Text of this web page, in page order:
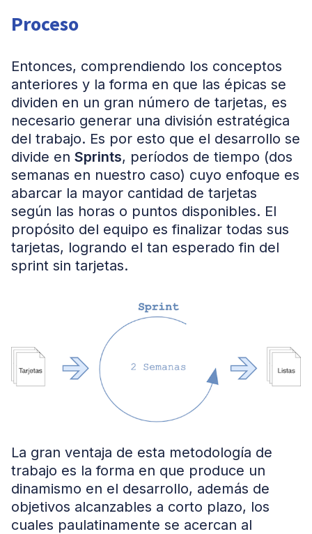
Proceso
Entonces, comprendiendo los conceptos
anteriores y la forma en que las épicas se
dividen en un gran número de tarjetas, es
necesario generar una división estratégica
del trabajo. Es por esto que el desarrollo se
divide en Sprints, períodos de tiempo (dos
semanas en nuestro caso) cuyo enfoque es
abarcar la mayor cantidad de tarjetas
según las horas o puntos disponibles. El
propósito del equipo es finalizar todas sus
tarjetas, logrando el tan esperado fin del
sprint sin tarjetas.
La gran ventaja de esta metodología de
trabajo es la forma en que produce un
dinamismo en el desarrollo, además de
objetivos alcanzables a corto plazo, los
cuales paulatinamente se acercan al